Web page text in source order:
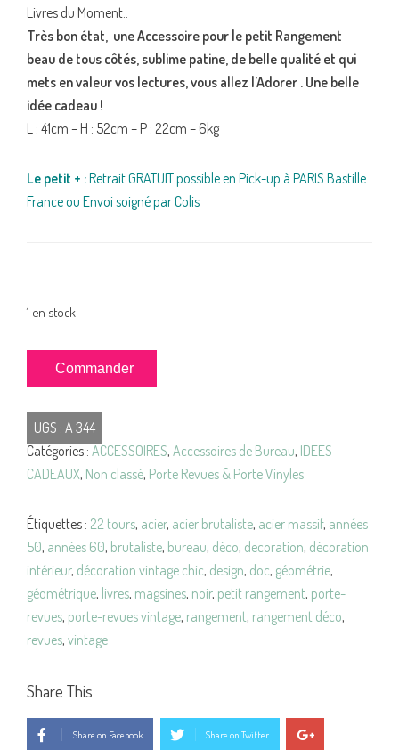
Livres du Moment..
Très bon état, une Accessoire pour le petit Rangement
beau de tous côtés, sublime patine, de belle qualité et qui
mets en valeur vos lectures, vous allez l’Adorer . Une belle
idée cadeau !
L : 41cm – H : 52cm – P : 22cm – 6kg
Le petit + :Retrait GRATUIT possible en Pick-up à PARIS Bastille
France ou Envoi soigné par Colis
1 en stock
quantité
de
Porte-
REVUES
Acier
BRUTALISTE
Commander
UGS : A 344
Catégories : ACCESSOIRES, Accessoires de Bureau, IDEES
CADEAUX, Non classé, Porte Revues & Porte Vinyles
Étiquettes : 22 tours, acier, acier brutaliste, acier massif, années
50, années 60, brutaliste, bureau, déco, decoration, décoration
intérieur, décoration vintage chic, design, doc, géométrie,
géométrique, livres, magsines, noir, petit rangement, porte-
revues, porte-revues vintage, rangement, rangement déco,
revues, vintage
Share This
Share on Facebook Share on Twitter